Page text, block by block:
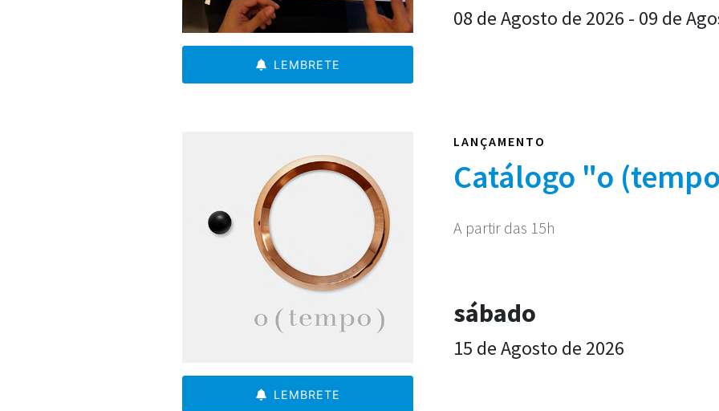
LEMBRETE
08 de Agosto de 2026 - 09 de
LEMBRETE
LANÇAMENTO
Catálogo "o
A partir das 15h
sábado
15 de Agosto de 2026